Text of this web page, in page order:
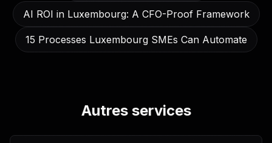
AI ROI in Luxembourg: A CFO-Proof Framework
15 Processes Luxembourg SMEs Can Automate
Autres services